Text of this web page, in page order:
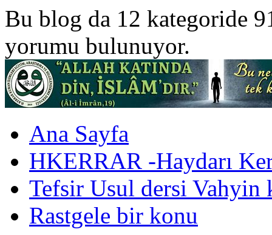
Bu blog da 12 kategoride
yorumu bulunuyor.
Ana Sayfa
HKERRAR -Haydarı
Tefsir Usul dersi Vahyin
Rastgele bir konu